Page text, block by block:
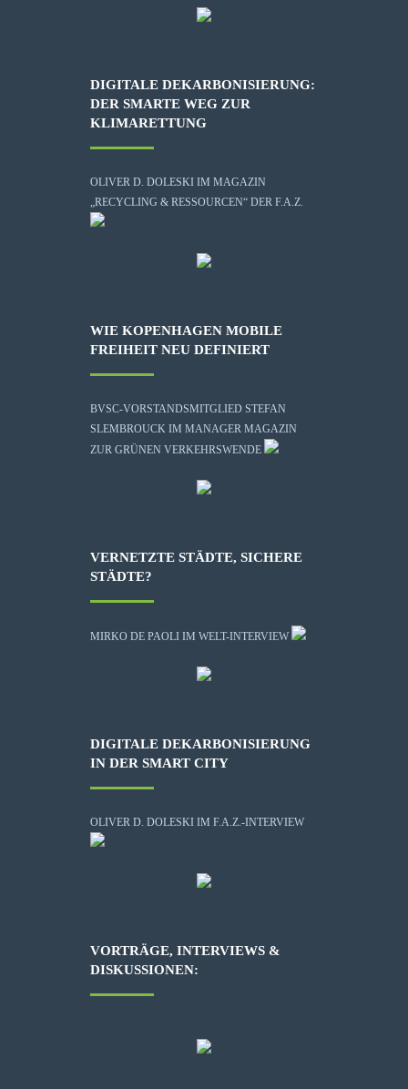
DIGITALE DEKARBONISIERUNG:
DER SMARTE WEG ZUR
KLIMARETTUNG
OLIVER D. DOLESKI IM MAGAZIN
„RECYCLING & RESSOURCEN“ DER F.A.Z.
WIE KOPENHAGEN MOBILE
FREIHEIT NEU DEFINIERT
BVSC-VORSTANDSMITGLIED STEFAN
SLEMBROUCK IM MANAGER MAGAZIN
ZUR GRÜNEN VERKEHRSWENDE
VERNETZTE STÄDTE, SICHERE
STÄDTE?
MIRKO DE PAOLI IM WELT-INTERVIEW
DIGITALE DEKARBONISIERUNG
IN DER SMART CITY
OLIVER D. DOLESKI IM F.A.Z.-INTERVIEW
VORTRÄGE, INTERVIEWS &
DISKUSSIONEN: